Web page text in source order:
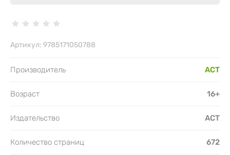
Артикул: 9785171050788
Производитель АСТ
Возраст 16+
Издательство АСТ
Количество страниц 672